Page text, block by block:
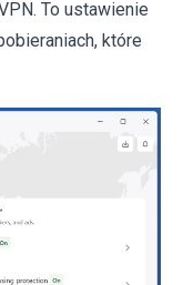
To ustawienie
które